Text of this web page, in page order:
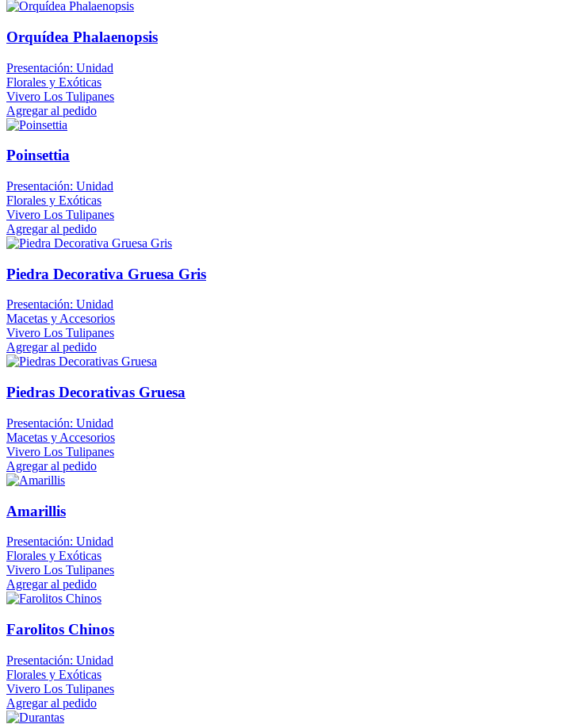
Orquídea Phalaenopsis
Presentación: Unidad
Florales y Exóticas
Vivero Los Tulipanes
Agregar al pedido
Poinsettia
Presentación: Unidad
Florales y Exóticas
Vivero Los Tulipanes
Agregar al pedido
Piedra Decorativa Gruesa Gris
Presentación: Unidad
Macetas y Accesorios
Vivero Los Tulipanes
Agregar al pedido
Piedras Decorativas Gruesa
Presentación: Unidad
Macetas y Accesorios
Vivero Los Tulipanes
Agregar al pedido
Amarillis
Presentación: Unidad
Florales y Exóticas
Vivero Los Tulipanes
Agregar al pedido
Farolitos Chinos
Presentación: Unidad
Florales y Exóticas
Vivero Los Tulipanes
Agregar al pedido